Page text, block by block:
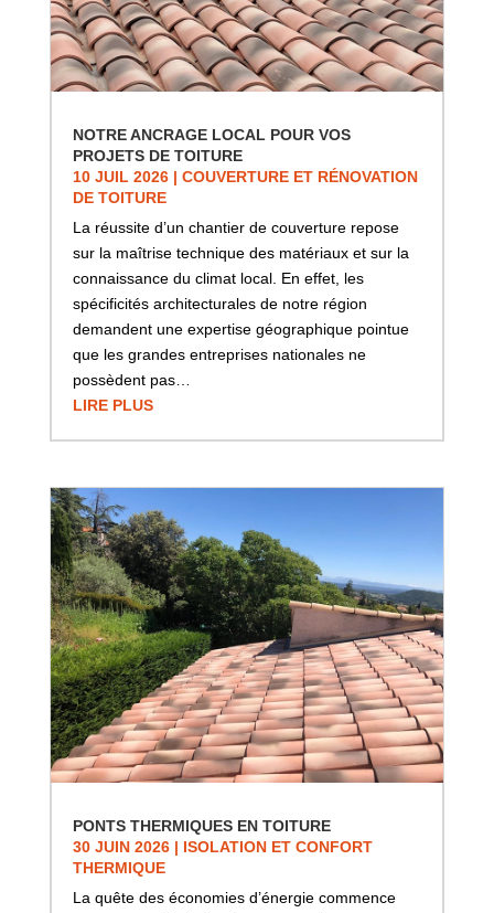
NOTRE ANCRAGE LOCAL POUR VOS
PROJETS DE TOITURE
10 JUIL 2026| COUVERTURE ET RÉNOVATION
DE TOITURE
La réussite d’un chantier de couverture repose
sur la maîtrise technique des matériaux et sur la
connaissance du climat local. En effet, les
spécificités architecturales de notre région
demandent une expertise géographique pointue
que les grandes entreprises nationales ne
possèdent pas…
LIRE PLUS
PONTS THERMIQUES EN TOITURE
30 JUIN 2026| ISOLATION ET CONFORT
THERMIQUE
La quête des économies d’énergie commence